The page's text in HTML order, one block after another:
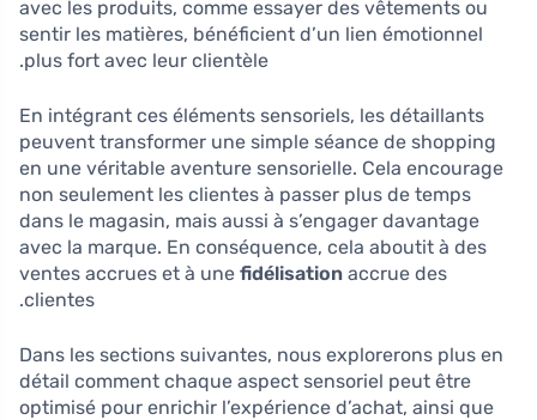
avec les produits, comme essayer des vêtements ou
sentir les matières, bénéficient d’un lien émotionnel
plus fort avec leur clientèle.
En intégrant ces éléments sensoriels, les détaillants
peuvent transformer une simple séance de shopping
en une véritable aventure sensorielle. Cela encourage
non seulement les clientes à passer plus de temps
dans le magasin, mais aussi à s’engager davantage
avec la marque. En conséquence, cela aboutit à des
ventes accrues et à une fidélisation accrue des
clientes.
Dans les sections suivantes, nous explorerons plus en
détail comment chaque aspect sensoriel peut être
optimisé pour enrichir l’expérience d’achat, ainsi que